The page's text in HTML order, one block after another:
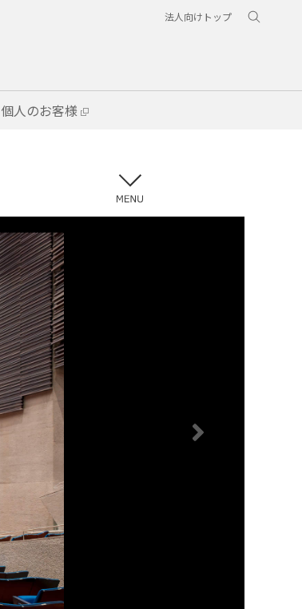
法人向けトップ
個人のお客様